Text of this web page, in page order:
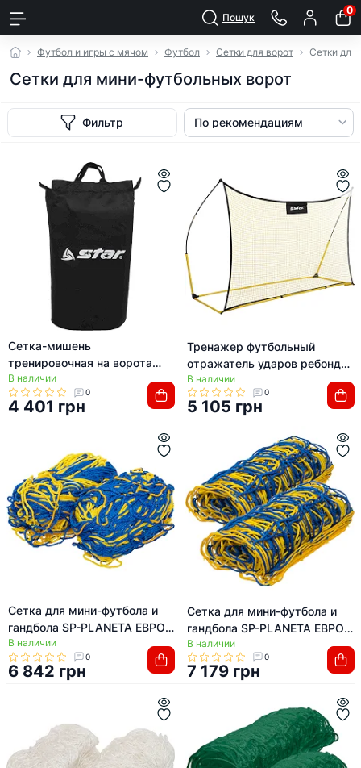
Пошук
0
Футбол и игры с мячом Футбол Сетки для ворот Сетки
Сетки для мини-футбольных ворот
Фильтр
Сетка-мишень
тренировочная на ворота
футбольные Футбольный
тренажер 1 штука STAR
SN930S 3x2м
В наличии
0
4 401 грн
Тренажер футбольный
отражатель ударов ребондер
STAR SU130 смC 2,44х1,52м
В наличии
0
5 105 грн
Сетка для мини-футбола и
гандбола SP-PLANETA ЕВРО
ЭЛИТ 1.1 SO-9558
3x2,04x0,6м 2шт (Желтый-
синий)
В наличии
0
6 842 грн
Сетка для мини-футбола и
гандбола SP-PLANETA ЕВРО
ЭЛИТ SO-2092 3x2,04x0,6м
2шт
В наличии
0
7 179 грн